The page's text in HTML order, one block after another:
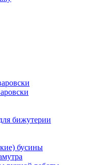
бижутерии
бусины